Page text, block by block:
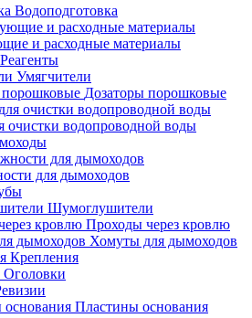
Водоподготовка
и расходные материалы
Реагенты
Умягчители
Дозаторы порошковые
очистки водопроводной воды
для дымоходов
Шумоглушители
Проходы через кровлю
Хомуты для дымоходов
Крепления
Оголовки
Пластины основания